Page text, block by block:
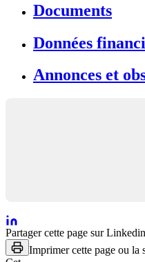
Documents
Données
Annonces et
Partager cette page sur Linkedin
Imprimer cette page ou la